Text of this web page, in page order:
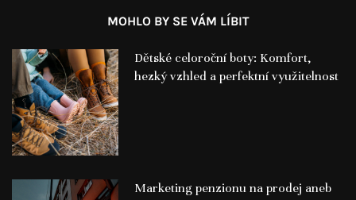
MOHLO BY SE VÁM LÍBIT
Dětské celoroční boty: Komfort,
hezký vzhled a perfektní využitelnost
Marketing penzionu na prodej aneb